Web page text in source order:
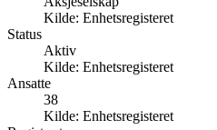
Kilde: Enhetsregisteret
Status
Aktiv
Kilde: Enhetsregisteret
Ansatte
38
Kilde: Enhetsregisteret